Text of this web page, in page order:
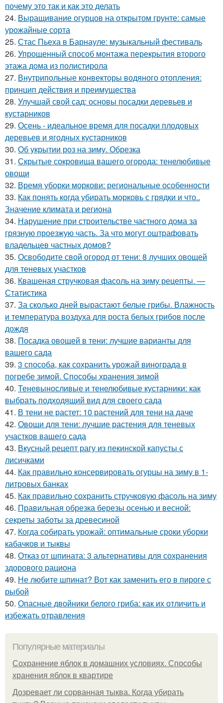
почему это так и как это делать
24. Выращивание огурцов на открытом грунте: самые
урожайные сорта
25. Стас Пьеха в Барнауле: музыкальный фестиваль
26. Упрощенный способ монтажа перекрытия второго
этажа дома из полистирола
27. Внутрипольные конвекторы водяного отопления:
принцип действия и преимущества
28. Улучшай свой сад: основы посадки деревьев и
кустарников
29. Осень - идеальное время для посадки плодовых
деревьев и ягодных кустарников
30. Об укрытии роз на зиму. Обрезка
31. Скрытые сокровища вашего огорода: тенелюбивые
овощи
32. Время уборки моркови: региональные особенности
33. Как понять когда убирать морковь с грядки и что..
Значение климата и региона
34. Нарушение при строительстве частного дома за
грязную проезжую часть. За что могут оштрафовать
владельцев частных домов?
35. Освободите свой огород от тени: 8 лучших овощей
для теневых участков
36. Квашеная стручковая фасоль на зиму рецепты. —
Статистика
37. За сколько дней вырастают белые грибы. Влажность
и температура воздуха для роста белых грибов после
дождя
38. Посадка овощей в тени: лучшие варианты для
вашего сада
39. 3 способа, как сохранить урожай винограда в
погребе зимой. Способы хранения зимой
40. Теневыносливые и тенелюбивые кустарники: как
выбрать подходящий вид для своего сада
41. В тени не растет: 10 растений для тени на даче
42. Овощи для тени: лучшие растения для теневых
участков вашего сада
43. Вкусный рецепт рагу из пекинской капусты с
лисичками
44. Как правильно консервировать огурцы на зиму в 1-
литровых банках
45. Как правильно сохранить стручковую фасоль на зиму
46. Правильная обрезка березы осенью и весной:
секреты заботы за древесиной
47. Когда собирать урожай: оптимальные сроки уборки
кабачков и тыквы
48. Отказ от шпината: 3 альтернативы для сохранения
здорового рациона
49. Не любите шпинат? Вот как заменить его в пироге с
рыбой
50. Опасные двойники белого гриба: как их отличить и
избежать отравления
Популярные материалы
Сохранение яблок в домашних условиях. Способы
хранения яблок в квартире
Дозревает ли сорванная тыква. Когда убирать